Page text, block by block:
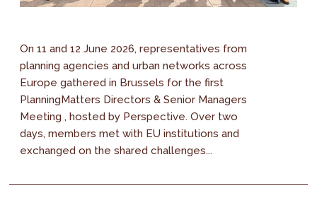
On 11 and 12 June 2026, representatives from
planning agencies and urban networks across
Europe gathered in Brussels for the first
PlanningMatters Directors & Senior Managers
Meeting , hosted by Perspective. Over two
days, members met with EU institutions and
exchanged on the shared challenges...